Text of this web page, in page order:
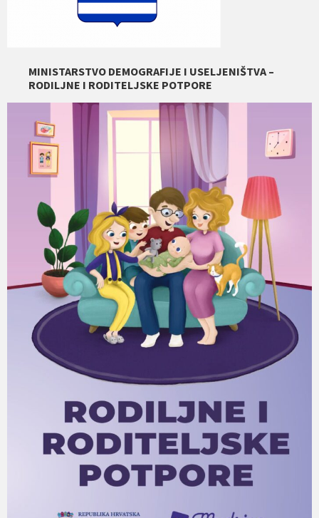
MINISTARSTVO DEMOGRAFIJE I USELJENIŠTVA –
RODILJNE I RODITELJSKE POTPORE